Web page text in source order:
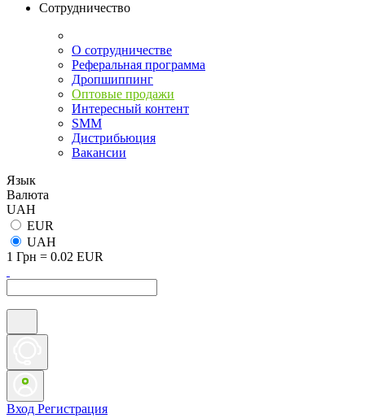
Сотрудничество
О сотрудничестве
Реферальная программа
Дропшиппинг
Оптовые продажи
Интересный контент
SMM
Дистрибьюция
Вакансии
Язык
Валюта
UAH
EUR
UAH
1 Грн = 0.02 EUR
Вход Регистрация